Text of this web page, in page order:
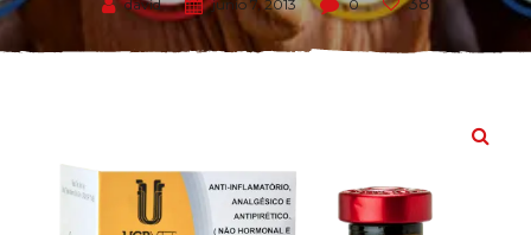
david junio 7, 2013 0